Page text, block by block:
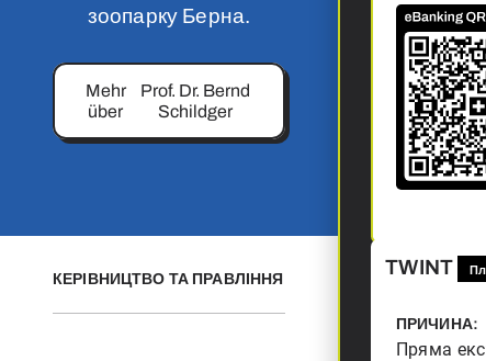
зоопарку Берна.
Mehr
über
Prof. Dr. Bernd
Schildger
КЕРІВНИЦТВО ТА ПРАВЛІННЯ
TWINT
ПРИЧИНА:
Пряма